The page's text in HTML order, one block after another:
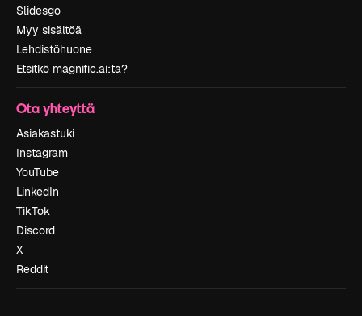
Slidesgo
Myy sisältöä
Lehdistöhuone
Etsitkö magnific.ai:ta?
Ota yhteyttä
Asiakastuki
Instagram
YouTube
LinkedIn
TikTok
Discord
X
Reddit